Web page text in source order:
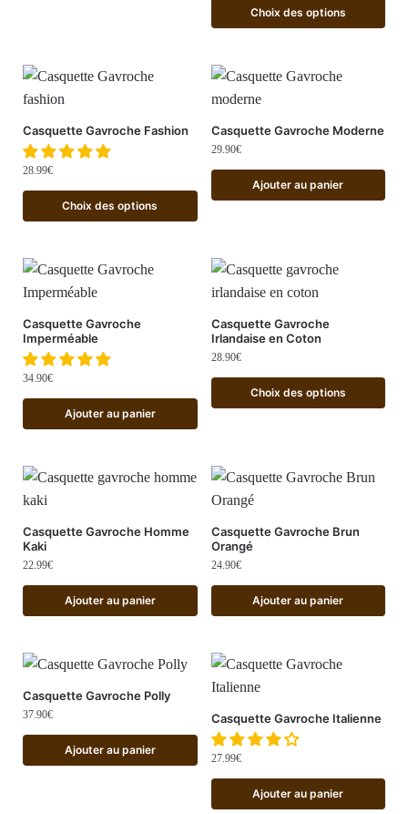
Choix des options
Casquette Gavroche Fashion
28.99€
Choix des options
Casquette Gavroche Moderne
29.90€
Ajouter au panier
Casquette Gavroche
Imperméable
34.90€
Ajouter au panier
Casquette Gavroche
Irlandaise en Coton
28.90€
Choix des options
Casquette Gavroche Homme
Kaki
22.99€
Ajouter au panier
Casquette Gavroche Brun
Orangé
24.90€
Ajouter au panier
Casquette Gavroche Polly
37.90€
Ajouter au panier
Casquette Gavroche Italienne
27.99€
Ajouter au panier